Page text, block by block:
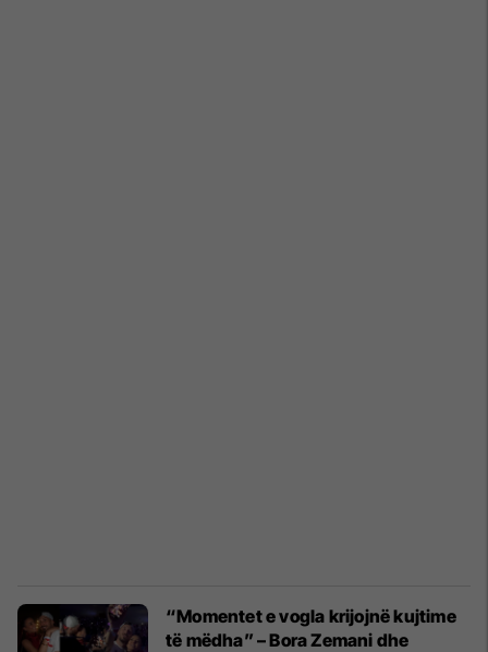
“Momentet e vogla krijojnë kujtime
të mëdha” – Bora Zemani dhe